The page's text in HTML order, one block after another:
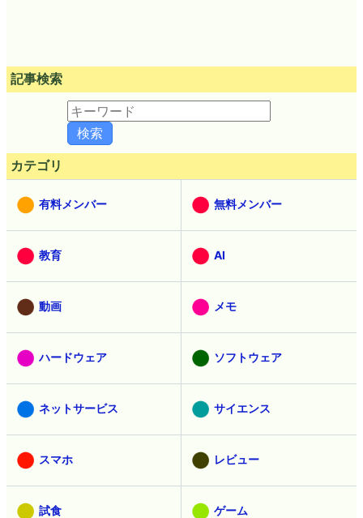
記事検索
カテゴリ
有料メンバー 無料メンバー
教育 AI
動画 メモ
ハードウェア ソフトウェア
ネットサービス サイエンス
スマホ レビュー
試食 ゲーム